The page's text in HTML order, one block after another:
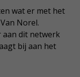
wat er met het
Norel.
aan dit netwerk
bij aan het